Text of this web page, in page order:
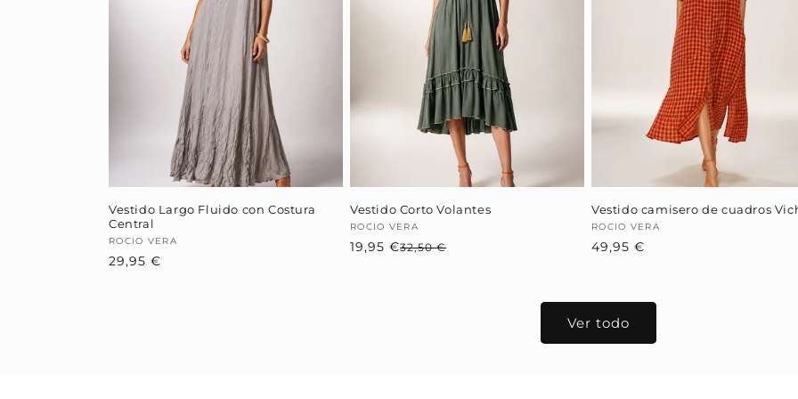
Vestido Largo Fluido con Costura
Central
Proveedor:
ROCIO VERA
Precio
29,95 €
Vestido Corto Volantes
Proveedor:
ROCIO VERA
32,50 €
19,95 €
Vestido camisero de cuadros
Proveedor:
ROCIO VERA
Precio
49,95 €
Ver todo